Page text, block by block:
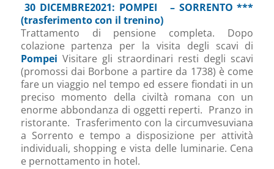
30 DICEMBRE2021: POMPEI – SORRENTO ***
(trasferimento con il trenino)
Trattamento di pensione completa. Dopo
colazione partenza per la visita degli scavi di
Pompei Visitare gli straordinari resti degli scavi
(promossi dai Borbone a partire da 1738) è come
fare un viaggio nel tempo ed essere fiondati in un
preciso momento della civiltà romana con un
enorme abbondanza di oggetti reperti. Pranzo in
ristorante. Trasferimento con la circumvesuviana
a Sorrento e tempo a disposizione per attività
individuali, shopping e vista delle luminarie. Cena
e pernottamento in hotel.